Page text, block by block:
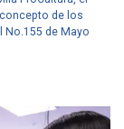
de los
No.155 de Mayo